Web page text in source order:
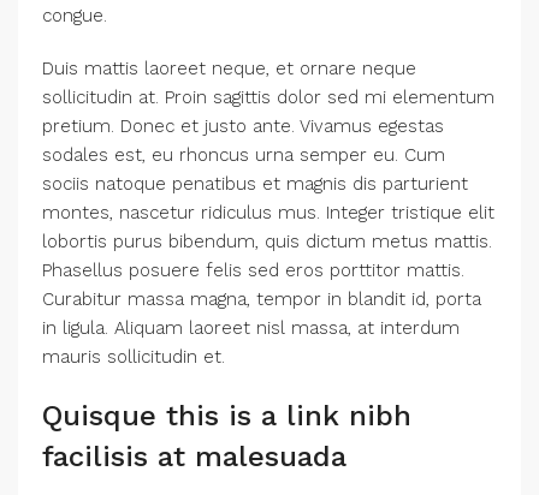
congue.
Duis mattis laoreet neque, et ornare neque
sollicitudin at. Proin sagittis dolor sed mi elementum
pretium. Donec et justo ante. Vivamus egestas
sodales est, eu rhoncus urna semper eu. Cum
sociis natoque penatibus et magnis dis parturient
montes, nascetur ridiculus mus. Integer tristique elit
lobortis purus bibendum, quis dictum metus mattis.
Phasellus posuere felis sed eros porttitor mattis.
Curabitur massa magna, tempor in blandit id, porta
in ligula. Aliquam laoreet nisl massa, at interdum
mauris sollicitudin et.
Quisque this is a link nibh
facilisis at malesuada